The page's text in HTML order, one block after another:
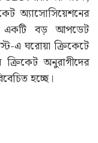
অ্যাসোসিয়েশনের
একটি বড় আপডেট
এ ঘরোয়া ক্রিকেটে
ক্রিকেট অনুরাগীদের
হচ্ছে।